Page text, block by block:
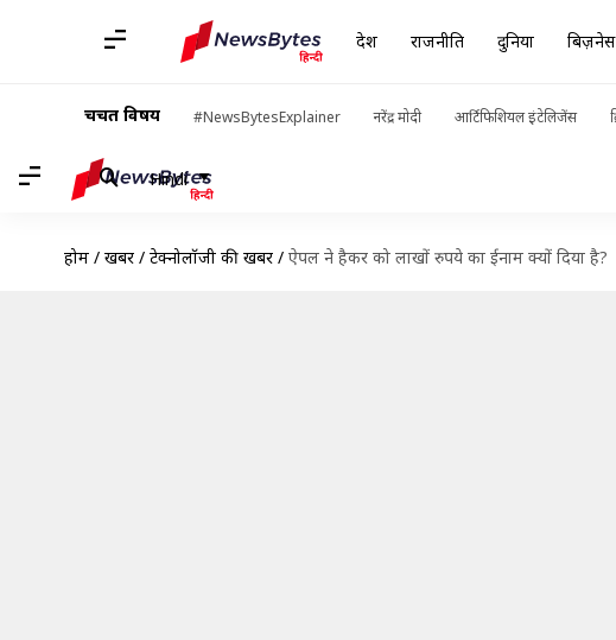
देश राजनीति दुनिया बिज़नेस
चर्चित विषय #NewsBytesExplainer नरेंद्र मोदी आर्टिफिशियल इंटेलिजेंस
Hindi
होम / खबरें / टेक्नोलॉजी की खबरें / ऐपल ने हैकर को लाखों रुपये का ईनाम क्यों दिया है?